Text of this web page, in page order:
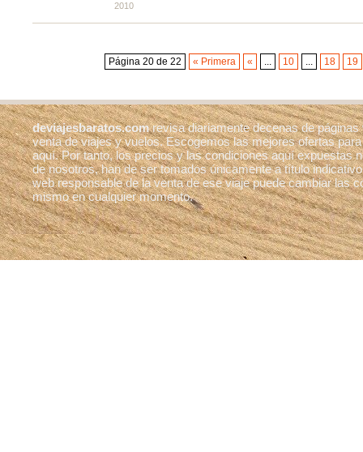
2010
Página 20 de 22 « Primera « ... 10 ... 18 19
deviajesbaratos.comrevisa diariamente decenas de páginas
venta de viajes y vuelos. Escogemos las mejores ofertas
aquí. Por tanto, los precios y las condiciones aquí expuestas
de nosotros, han de ser tomados únicamente a título
web responsable de la venta de ese viaje puede cambiar las
mismo en cualquier momento.